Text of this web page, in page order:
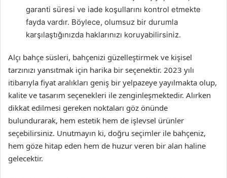
garanti süresi ve iade koşullarını kontrol etmekte
fayda vardır. Böylece, olumsuz bir durumla
karşılaştığınızda haklarınızı koruyabilirsiniz.
Alçı bahçe süsleri, bahçenizi güzelleştirmek ve kişisel
tarzınızı yansıtmak için harika bir seçenektir. 2023 yılı
itibarıyla fiyat aralıkları geniş bir yelpazeye yayılmakta olup,
kalite ve tasarım seçenekleri ile zenginleşmektedir. Alırken
dikkat edilmesi gereken noktaları göz önünde
bulundurarak, hem estetik hem de işlevsel ürünler
seçebilirsiniz. Unutmayın ki, doğru seçimler ile bahçeniz,
hem göze hitap eden hem de huzur veren bir alan haline
gelecektir.